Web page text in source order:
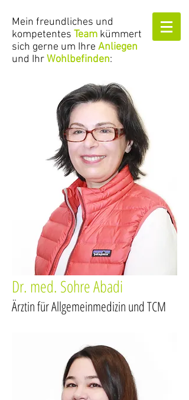
Mein freundliches und
kompetentes Team kümmert
sich gerne um Ihre Anliegen
und IhrWohlbefinden:
Dr. med. Sohre Abadi
Ärztin für Allgemeinmedizin und TCM